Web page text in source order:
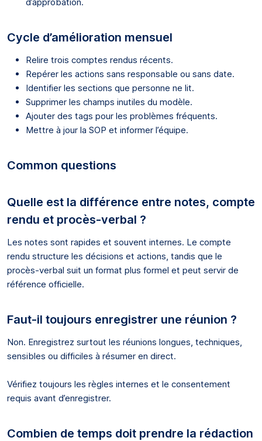
Cycle d’amélioration mensuel
Relire trois comptes rendus récents.
Repérer les actions sans responsable ou sans date.
Identifier les sections que personne ne lit.
Supprimer les champs inutiles du modèle.
Ajouter des tags pour les problèmes fréquents.
Mettre à jour la SOP et informer l’équipe.
Common questions
Quelle est la différence entre notes, compte
rendu et procès-verbal ?
Les notes sont rapides et souvent internes. Le compte
rendu structure les décisions et actions, tandis que le
procès-verbal suit un format plus formel et peut servir de
référence officielle.
Faut-il toujours enregistrer une réunion ?
Non. Enregistrez surtout les réunions longues, techniques,
sensibles ou difficiles à résumer en direct.
Vérifiez toujours les règles internes et le consentement
requis avant d’enregistrer.
Combien de temps doit prendre la rédaction